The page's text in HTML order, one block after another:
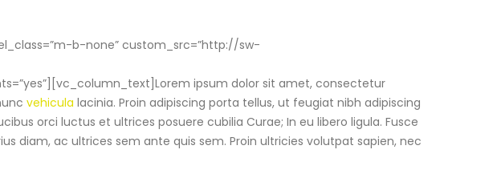
b-none” custom_src=”http://sw-
ipsum dolor sit amet, consectetur
vehicula lacinia. Proin adipiscing porta tellus, ut feugiat nibh adipiscing
orci luctus et ultrices posuere cubilia Curae; In eu libero ligula. Fusce
diam, ac ultrices sem ante quis sem. Proin ultricies volutpat sapien, nec